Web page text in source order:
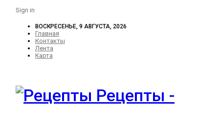
Sign in
ВОСКРЕСЕНЬЕ, 9 АВГУСТА, 2026
Главная
Контакты
Лента
Карта
Рецепты -